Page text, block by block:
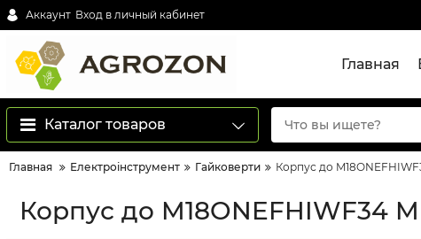
Аккаунт Вход в личный кабинет
Главная
Каталог товаров
Главная Електроінструмент Гайковерти Корпус до
Корпус до M18ONEFHIWF34